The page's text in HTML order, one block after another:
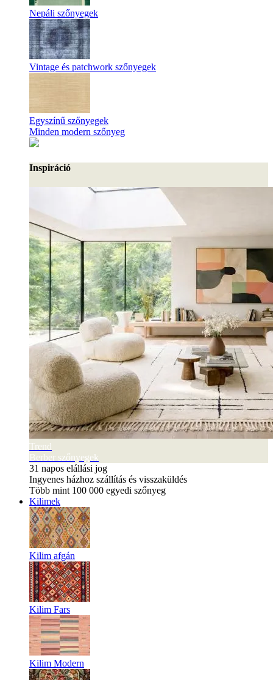
Nepáli szőnyegek
Vintage és patchwork szőnyegek
Egyszínű szőnyegek
Minden modern szőnyeg
Inspiráció
Trend
Berber szőnyegek
31 napos elállási jog
Ingyenes házhoz szállítás és visszaküldés
Több mint 100 000 egyedi szőnyeg
Kilimek
Kilim afgán
Kilim Fars
Kilim Modern